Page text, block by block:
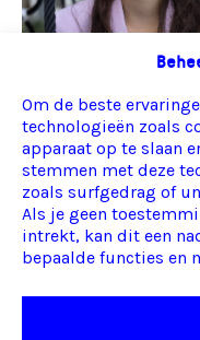
Om de beste
technologieën zoals
apparaat op te slaan
stemmen met deze
zoals surfgedrag of
Als je geen
intrekt, kan dit een
bepaalde functies en